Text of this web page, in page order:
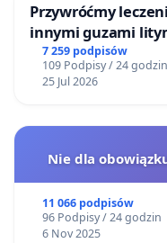
Przywróćmy
innymi guzami
Centrum Zdrowia
7 259 podpisów
109 Podpisy / 24 godzin
25 Jul 2026
Nie dla
11 066 podpisów
96 Podpisy / 24 godzin
6 Nov 2025